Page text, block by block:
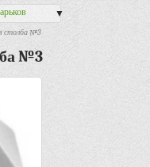
▼
столба №3
№3